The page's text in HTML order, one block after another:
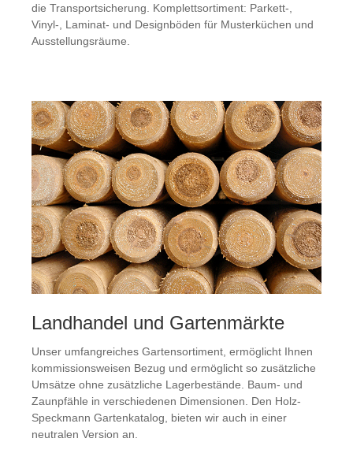
die Transportsicherung. Komplettsortiment: Parkett-,
Vinyl-, Laminat- und Designböden für Musterküchen und
Ausstellungsräume.
Landhandel und Gartenmärkte
Unser umfangreiches Gartensortiment, ermöglicht Ihnen
kommissionsweisen Bezug und ermöglicht so zusätzliche
Umsätze ohne zusätzliche Lagerbestände. Baum- und
Zaunpfähle in verschiedenen Dimensionen. Den Holz-
Speckmann Gartenkatalog, bieten wir auch in einer
neutralen Version an.